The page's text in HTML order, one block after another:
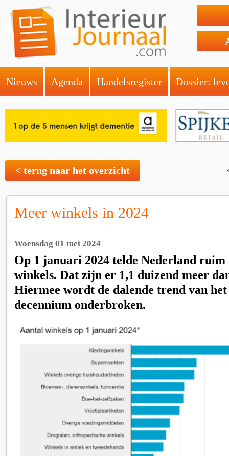
Nieuws Agenda Handelsregister Dossier:
< terug naar het overzicht
Meer winkels in 2024
Woensdag 01 mei 2024
Op 1 januari 2024 telde Nederland ruim
winkels. Dat zijn er 1,1 duizend meer
Hiermee wordt de dalende trend van
decennium onderbroken.